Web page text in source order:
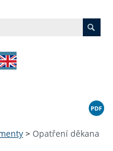
> Opatření děkana